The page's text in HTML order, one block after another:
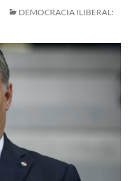
DEMOCRACIA ILIBERAL: